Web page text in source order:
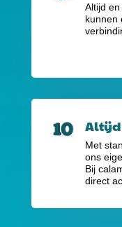
Altijd
kunnen
Altijd
Met
ons
Bij
direct